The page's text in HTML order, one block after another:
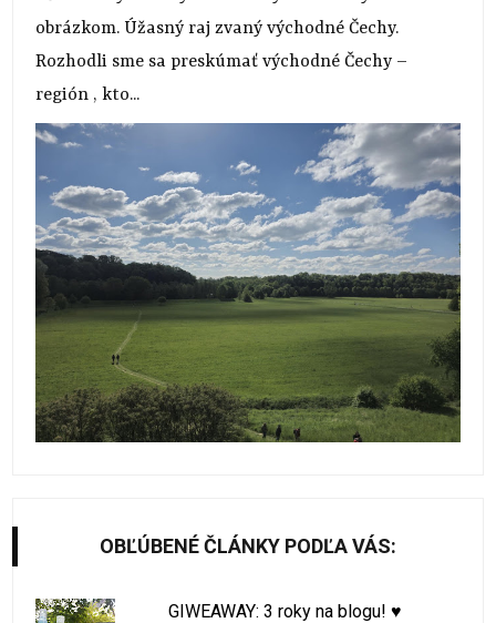
obrázkom. Úžasný raj zvaný východné Čechy.
Rozhodli sme sa preskúmať východné Čechy –
región , kto...
OBĽÚBENÉ ČLÁNKY PODĽA VÁS:
GIWEAWAY: 3 roky na blogu! ♥